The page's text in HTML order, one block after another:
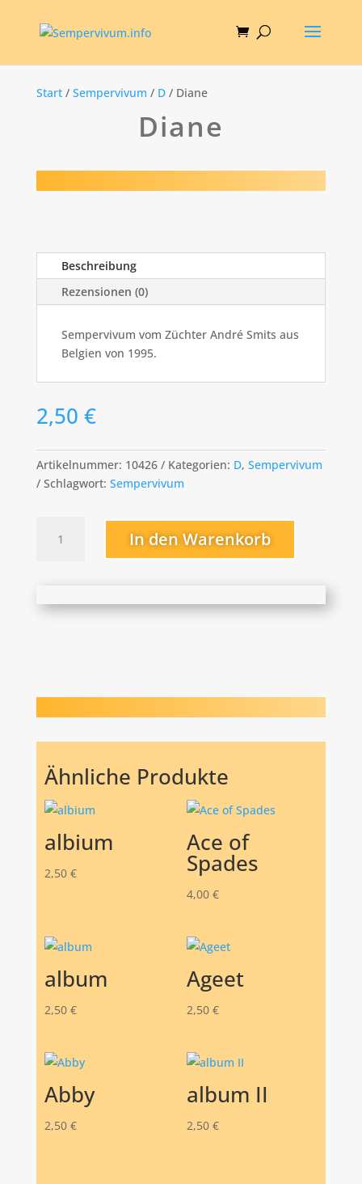
Start/ Sempervivum / D/ Diane
Diane
Beschreibung
Rezensionen (0)
Sempervivum vom Züchter André Smits aus
Belgien von 1995.
2,50 €
Artikelnummer: 10426 Kategorien: D, Sempervivum
Schlagwort: Sempervivum
Menge
In den Warenkorb
Ähnliche Produkte
albium
2,50 €
Ace of
Spades
4,00 €
album
2,50 €
Ageet
2,50 €
Abby
2,50 €
album II
2,50 €